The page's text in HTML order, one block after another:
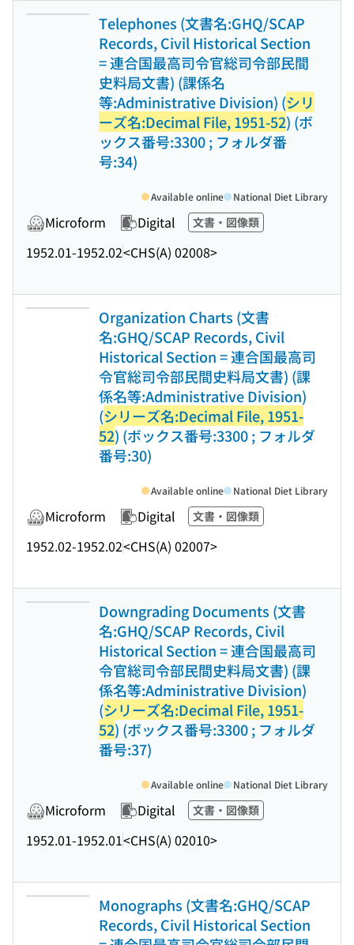
Telephones (文書名:GHQ/SCAP
Records, Civil Historical Section
= 連合国最高司令官総司令部民間
史料局文書) (課係名
等:Administrative Division) (シリ
ーズ名:Decimal File, 1951-52) (ボ
ックス番号:3300 ; フォルダ番
号:34)
Microform Digital 文書・図像類
1952.01-1952.02<CHS(A) 02008>
Available online National Diet Library
Organization Charts (文書
名:GHQ/SCAP Records, Civil
Historical Section = 連合国最高司
令官総司令部民間史料局文書) (課
係名等:Administrative Division)
(シリーズ名:Decimal File, 1951-
52) (ボックス番号:3300 ; フォルダ
番号:30)
Microform Digital 文書・図像類
1952.02-1952.02<CHS(A) 02007>
Available online National Diet Library
Downgrading Documents (文書
名:GHQ/SCAP Records, Civil
Historical Section = 連合国最高司
令官総司令部民間史料局文書) (課
係名等:Administrative Division)
(シリーズ名:Decimal File, 1951-
52) (ボックス番号:3300 ; フォルダ
番号:37)
Microform Digital 文書・図像類
1952.01-1952.01<CHS(A) 02010>
Available online National Diet Library
Monographs (文書名:GHQ/SCAP
Records, Civil Historical Section